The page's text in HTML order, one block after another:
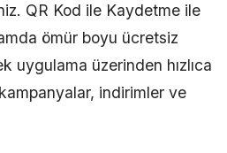
QR Kod ile Kaydetme ile
ömür boyu ücretsiz
uygulama üzerinden hızlıca
indirimler ve